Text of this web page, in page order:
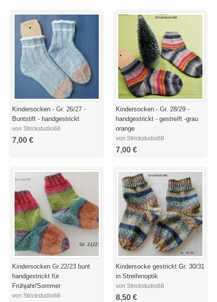
Kindersocken - Gr. 26/27 -
Buntstift - handgestrickt
von Strickstudio68
7,00 €
Kindersocken - Gr. 28/29 -
handgestrickt - gestreift -grau
orange
von Strickstudio68
7,00 €
Kindersocken Gr.22/23 bunt
handgestrickt für
Frühjahr/Sommer
von Strickstudio68
Kindersocke gestrickt Gr. 30/31
in Streifenoptik
von Strickstudio68
8,50 €